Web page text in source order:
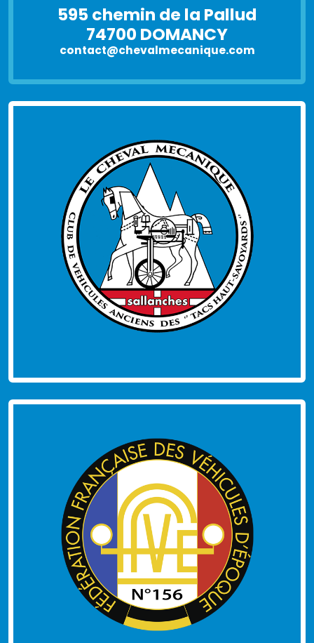
595 chemin de la Pallud
74700 DOMANCY
contact@chevalmecanique.com